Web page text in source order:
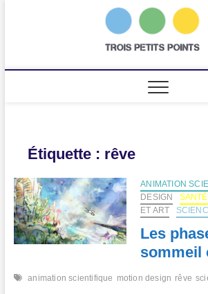
Étiquette : rêve
ANIMATION
DESIGN
ET ART
Les
sommeil
animation scientifique motion design rêve